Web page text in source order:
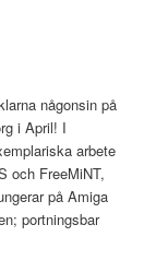
någonsin på
i April! I
arbete
och FreeMiNT,
på Amiga
portningsbar